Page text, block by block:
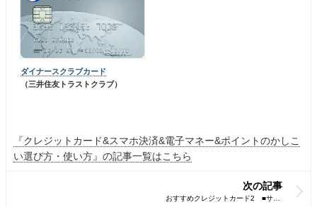
ダイナースクラブカード
（三井住友トラストクラブ）
『クレジットカード&スマホ決済&電子マネー&ポイントのかしこ
い選び方・使い方』の記事一覧はこちら
次の記事